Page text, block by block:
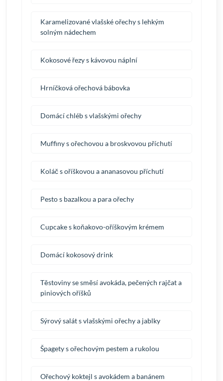
Karamelizované vlašské ořechy s lehkým
solným nádechem
Kokosové řezy s kávovou náplní
Hrníčková ořechová bábovka
Domácí chléb s vlašskými ořechy
Muffiny s ořechovou a broskvovou příchutí
Koláč s oříškovou a ananasovou příchutí
Pesto s bazalkou a para ořechy
Cupcake s koňakovo-oříškovým krémem
Domácí kokosový drink
Těstoviny se směsí avokáda, pečených rajčat a
piniových oříšků
Sýrový salát s vlašskými ořechy a jablky
Špagety s ořechovým pestem a rukolou
Ořechový koktejl s avokádem a banánem